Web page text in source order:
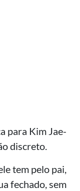
para Kim Jae-
discreto.
tem pelo pai,
fechado, sem